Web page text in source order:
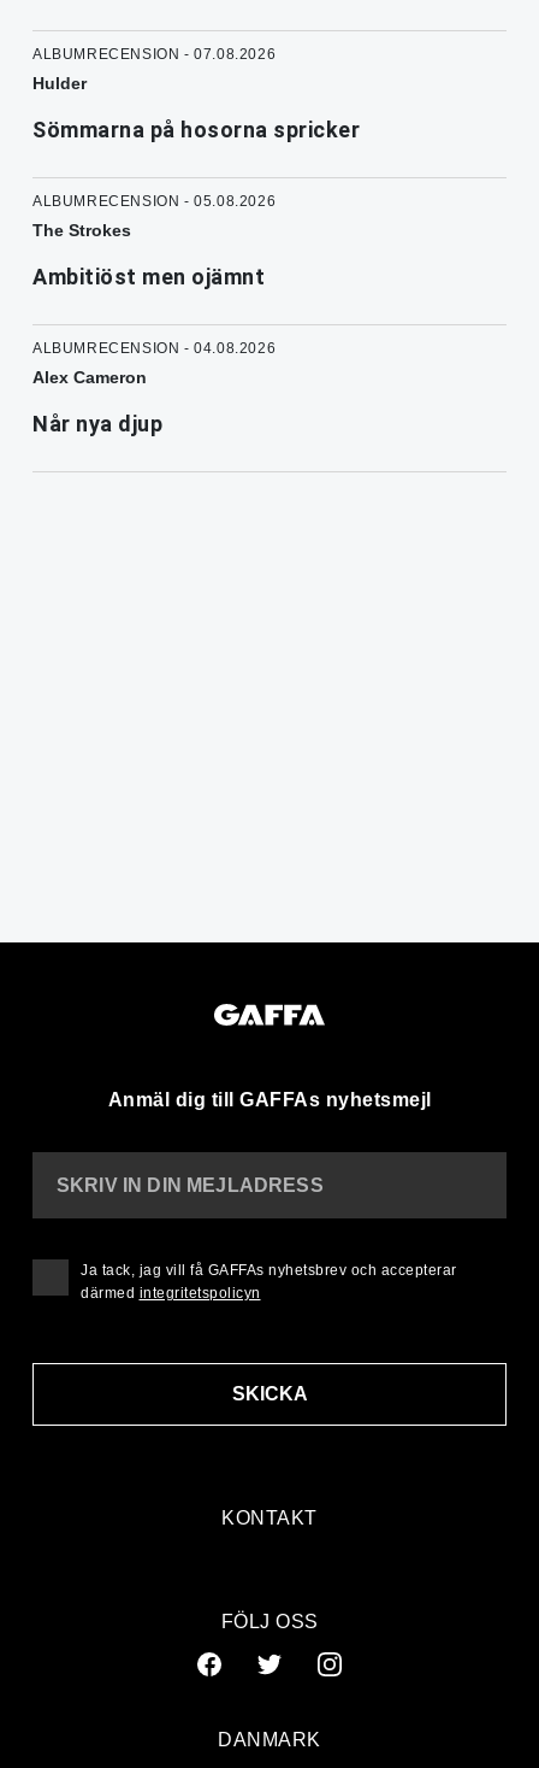
ALBUMRECENSION - 07.08.2026
Hulder
Sömmarna på hosorna spricker
ALBUMRECENSION - 05.08.2026
The Strokes
Ambitiöst men ojämnt
ALBUMRECENSION - 04.08.2026
Alex Cameron
Når nya djup
Anmäl dig till GAFFAs nyhetsmejl
KONTAKT
SKRIV IN DIN MEJLADRESS
SKICKA
Ja tack, jag vill få GAFFAs nyhetsbrev och accepterar
därmed integritetspolicyn
FÖLJ OSS
DANMARK